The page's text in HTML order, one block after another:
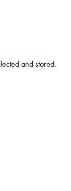
and stored.